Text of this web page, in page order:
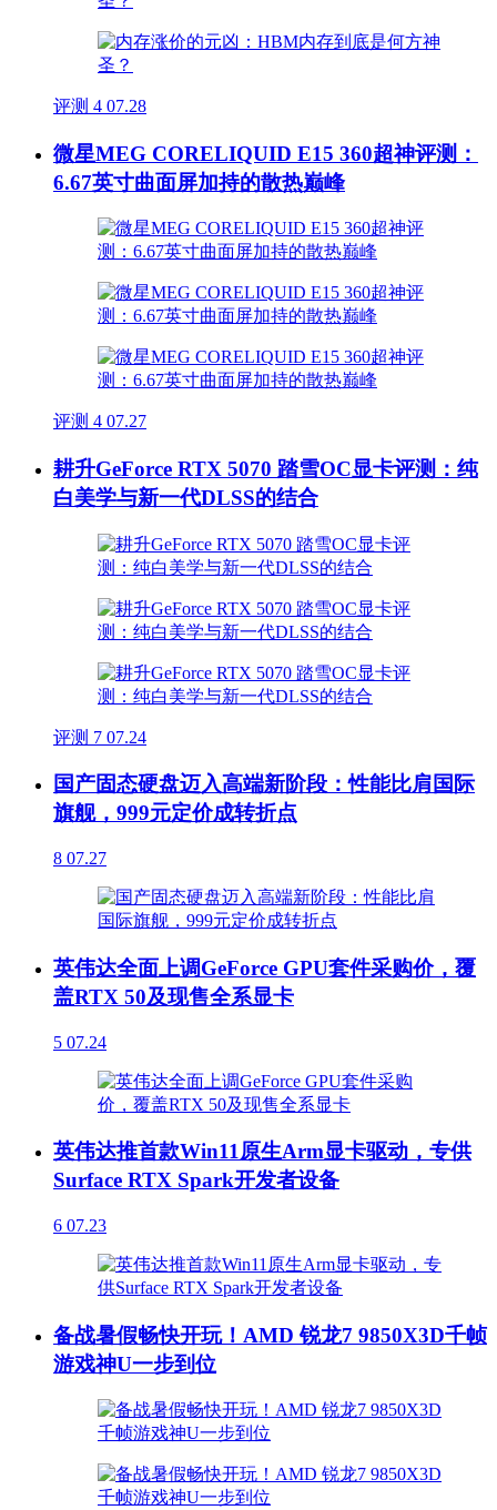
评测 4 07.28
微星MEG CORELIQUID E15 360超神评测：
6.67英寸曲面屏加持的散热巅峰
评测 4 07.27
耕升GeForce RTX 5070 踏雪OC显卡评测：纯
白美学与新一代DLSS的结合
评测 7 07.24
国产固态硬盘迈入高端新阶段：性能比肩国际
旗舰，999元定价成转折点
8 07.27
英伟达全面上调GeForce GPU套件采购价，覆
盖RTX 50及现售全系显卡
5 07.24
英伟达推首款Win11原生Arm显卡驱动，专供
Surface RTX Spark开发者设备
6 07.23
备战暑假畅快开玩！AMD 锐龙7 9850X3D千帧
游戏神U一步到位